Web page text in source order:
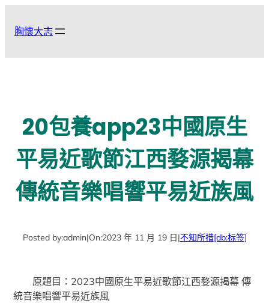
胸懷大志
20包養app23中國原生
平易近歌節江西婺源揭幕
傳統音樂唱響平易近族風
Posted by:admin|On:2023 年 11 月 19 日|不知所措[db:标签]
原題目：2023中國原生平易近歌節江西婺源揭幕 傳
統音樂唱響平易近族風